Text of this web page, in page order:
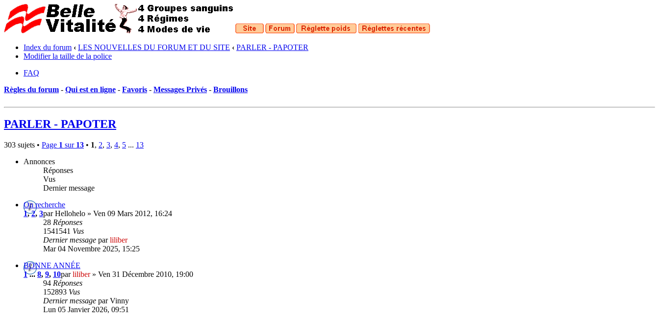
Index du forum ‹ LES NOUVELLES DU FORUM ET DU SITE ‹ PARLER - PAPOTER
Modifier la taille de la police
FAQ
Règles du forum - Qui est en ligne - Favoris - Messages Privés - Brouillons
PARLER - PAPOTER
303 sujets • Page 1 sur 13 • 1, 2, 3, 4, 5 ... 13
Annonces
Réponses
Vus
Dernier message
On recherche
1,2, 3par Hellohelo » Ven 09 Mars 2012, 16:24
28 Réponses
1541541 Vus
Dernier message parliliber
Mar 04 Novembre 2025, 15:25
BONNE ANNÉE
1...8, 9, 10parliliber» Ven 31 Décembre 2010, 19:00
94 Réponses
152893 Vus
Dernier message par Vinny
Lun 05 Janvier 2026, 09:51